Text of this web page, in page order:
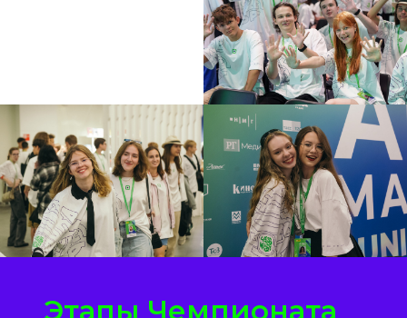
Этапы Чемпионата